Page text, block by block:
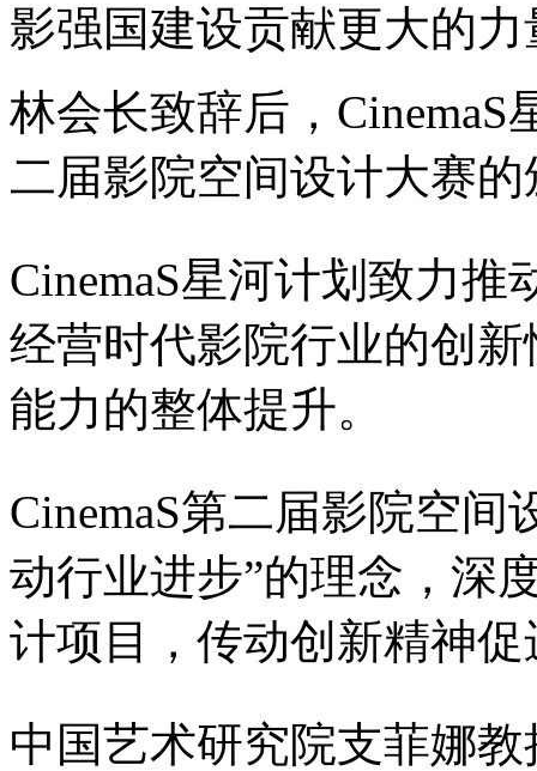
影强国建设贡献更大的力
林会长致辞后，
二届影院空间设计大赛
CinemaS星河计划致力
经营时代影院行业的创
能力的整体提升。
CinemaS第二届影院空
动行业进步”的理念，深
计项目，传动创新精神
中国艺术研究院支菲娜